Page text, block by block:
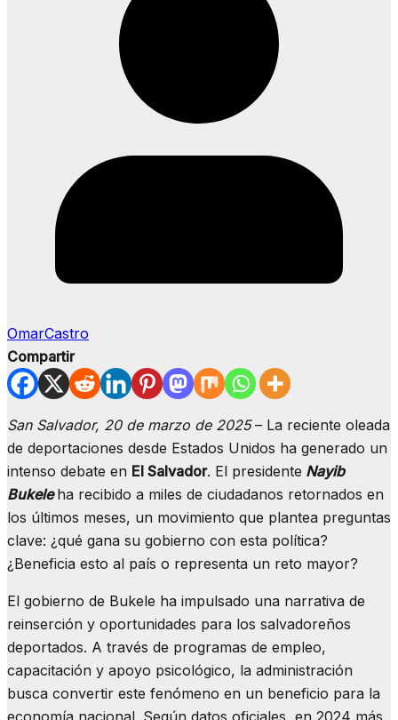
OmarCastro
Compartir
San Salvador, 20 de marzo de 2025– La reciente oleada
de deportaciones desde Estados Unidos ha generado un
intenso debate en El Salvador. El presidente Nayib
Bukeleha recibido a miles de ciudadanos retornados en
los últimos meses, un movimiento que plantea preguntas
clave: ¿qué gana su gobierno con esta política?
¿Beneficia esto al país o representa un reto mayor?
El gobierno de Bukele ha impulsado una narrativa de
reinserción y oportunidades para los salvadoreños
deportados. A través de programas de empleo,
capacitación y apoyo psicológico, la administración
busca convertir este fenómeno en un beneficio para la
economía nacional. Según datos oficiales, en 2024 más